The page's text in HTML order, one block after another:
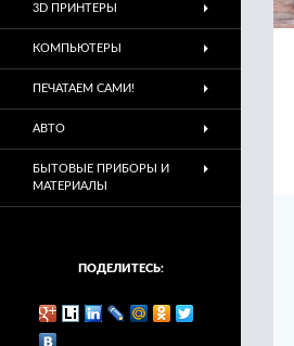
3D ПРИНТЕРЫ
КОМПЬЮТЕРЫ
ПЕЧАТАЕМ САМИ!
АВТО
БЫТОВЫЕ ПРИБОРЫ И
МАТЕРИАЛЫ
ПОДЕЛИТЕСЬ: